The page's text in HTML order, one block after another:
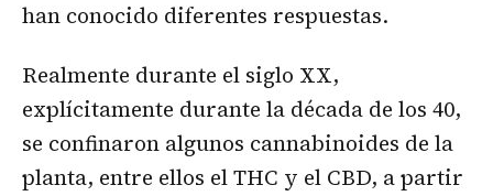
han conocido diferentes respuestas.
Realmente durante el siglo XX,
explícitamente durante la década de los 40,
se confinaron algunos cannabinoides de la
planta, entre ellos el THC y el CBD, a partir